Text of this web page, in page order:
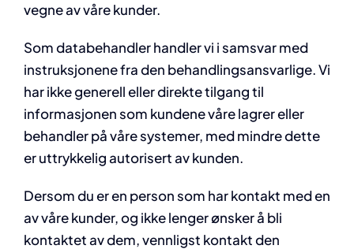
vegne av våre kunder.
Som databehandler handler vi i samsvar med
instruksjonene fra den behandlingsansvarlige. Vi
har ikke generell eller direkte tilgang til
informasjonen som kundene våre lagrer eller
behandler på våre systemer, med mindre dette
er uttrykkelig autorisert av kunden.
Dersom du er en person som har kontakt med en
av våre kunder, og ikke lenger ønsker å bli
kontaktet av dem, vennligst kontakt den